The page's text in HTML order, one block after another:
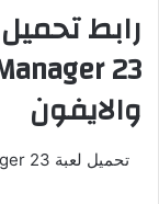
والايفون
تحميل لعبة Matchday Manager 23 مهكرة للاندرويد اخر اصدار